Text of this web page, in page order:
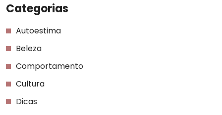
Categorias
Autoestima
Beleza
Comportamento
Cultura
Dicas